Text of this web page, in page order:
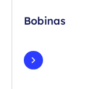
Bobinas